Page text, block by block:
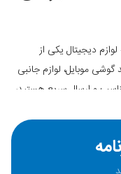
دیجیتال یکی از
موبایل، لوازم جانبی
و ارسال سریع هستید،
در خرید گوشی و